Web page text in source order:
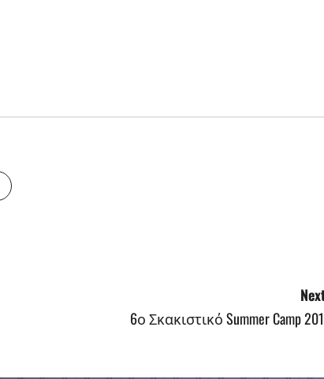
6ο Σκακιστικό Summer Camp